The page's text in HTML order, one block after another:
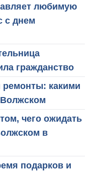
любимую
с днем
гражданство
ремонты: какими
Волжском
чего ожидать
в
подарков и